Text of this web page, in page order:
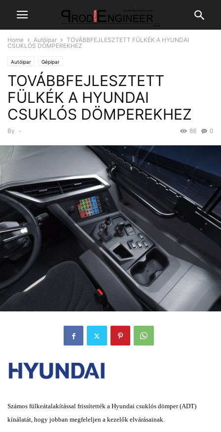
Home Autóipar
TOVÁBBFEJLESZTETT FÜLKÉK A HYUNDAI
CSUKLÓS DÖMPEREKHEZ
Autóipar Gépipar
TOVÁBBFEJLESZTETT
FÜLKÉK A HYUNDAI
CSUKLÓS DÖMPEREKHEZ
By - 0
86
Számos fülkeátalakítással frissítették a Hyundai csuklós dömper (ADT)
kínálatát, hogy jobban megfeleljen a kezelők elvárásainak.